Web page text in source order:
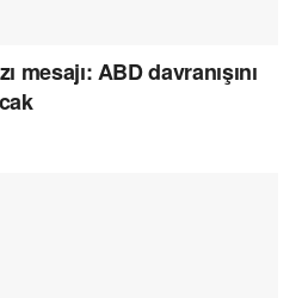
mesajı: ABD davranışını